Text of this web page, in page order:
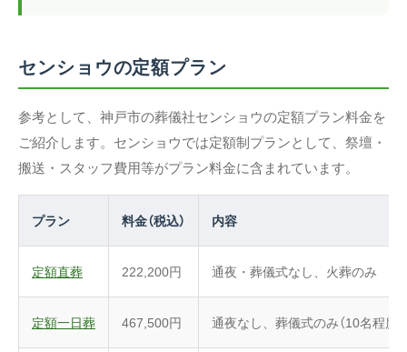
センショウの定額プラン
参考として、神戸市の葬儀社センショウの定額プラン料金を
ご紹介します。センショウでは定額制プランとして、祭壇・
搬送・スタッフ費用等がプラン料金に含まれています。
プラン 料金（税込） 内容
定額直葬 222,200円 通夜・葬儀式なし、火葬のみ
定額一日葬 467,500円 通夜なし、葬儀式のみ（10名程度）